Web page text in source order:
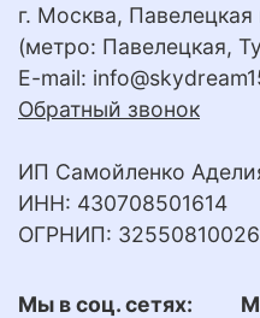
г. Москва,
(метро: Павелецкая,
E-mail:
Обратный звонок
ИП Самойленко
ИНН: 430708501614
ОГРНИП:
Мы в соц. сетях: